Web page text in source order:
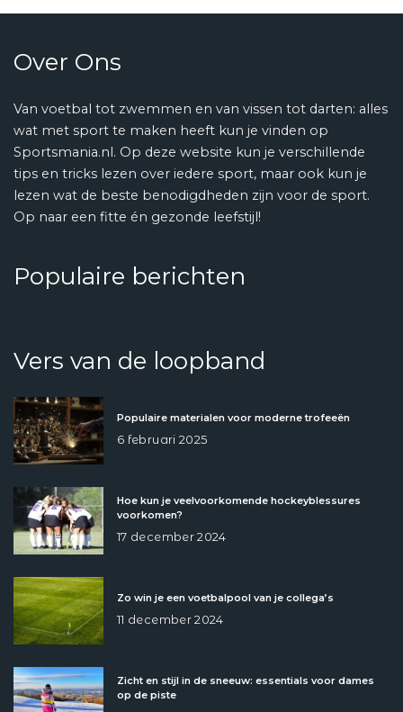
Over Ons
Van voetbal tot zwemmen en van vissen tot darten: alles
wat met sport te maken heeft kun je vinden op
Sportsmania.nl. Op deze website kun je verschillende
tips en tricks lezen over iedere sport, maar ook kun je
lezen wat de beste benodigdheden zijn voor de sport.
Op naar een fitte én gezonde leefstijl!
Populaire berichten
Vers van de loopband
Populaire materialen voor moderne trofeeën
6 februari 2025
Hoe kun je veelvoorkomende hockeyblessures
voorkomen?
17 december 2024
Zo win je een voetbalpool van je collega’s
11 december 2024
Zicht en stijl in de sneeuw: essentials voor dames
op de piste